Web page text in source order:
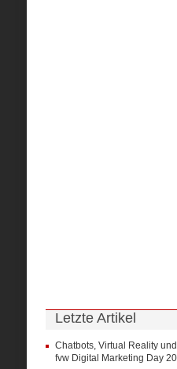
Letzte Artikel
Chatbots, Virtual Reality
fvw Digital Marketing Day